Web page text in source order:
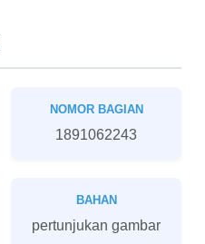
NOMOR BAGIAN
1891062243
BAHAN
pertunjukan gambar